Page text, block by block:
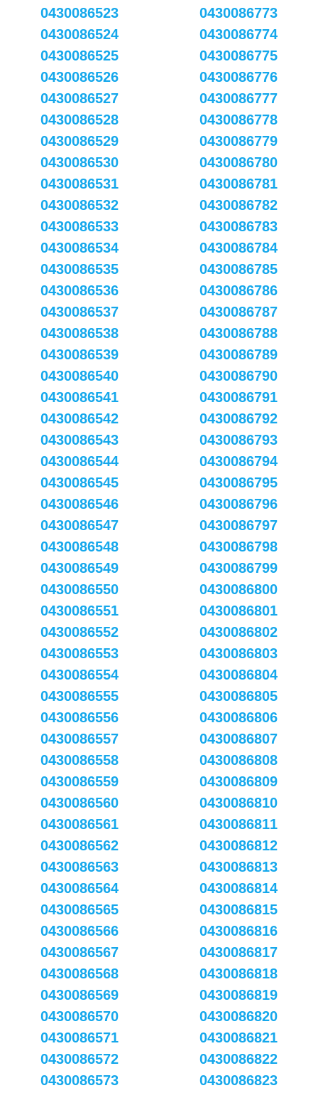
0430086523
0430086524
0430086525
0430086526
0430086527
0430086528
0430086529
0430086530
0430086531
0430086532
0430086533
0430086534
0430086535
0430086536
0430086537
0430086538
0430086539
0430086540
0430086541
0430086542
0430086543
0430086544
0430086545
0430086546
0430086547
0430086548
0430086549
0430086550
0430086551
0430086552
0430086553
0430086554
0430086555
0430086556
0430086557
0430086558
0430086559
0430086560
0430086561
0430086562
0430086563
0430086564
0430086565
0430086566
0430086567
0430086568
0430086569
0430086570
0430086571
0430086572
0430086573
0430086773
0430086774
0430086775
0430086776
0430086777
0430086778
0430086779
0430086780
0430086781
0430086782
0430086783
0430086784
0430086785
0430086786
0430086787
0430086788
0430086789
0430086790
0430086791
0430086792
0430086793
0430086794
0430086795
0430086796
0430086797
0430086798
0430086799
0430086800
0430086801
0430086802
0430086803
0430086804
0430086805
0430086806
0430086807
0430086808
0430086809
0430086810
0430086811
0430086812
0430086813
0430086814
0430086815
0430086816
0430086817
0430086818
0430086819
0430086820
0430086821
0430086822
0430086823